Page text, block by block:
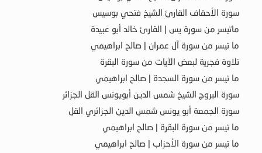
سورة الأحقاف القارئ الشيخ فتحي بوسيس
ماتيسر من سورة يس | القارئ خالد أبو عبيدة
ما تيسر من سورة آل عمران | صالح ابراهيمي
تلاوة فجرية لبعض الآيات من سورة البقرة
ما تيسر من سورة السجدة | صالح ابراهيمي
سورة البروج الشيخ شمس الدين أبويونس القل الجزائر
سورة الجمعة أبو يونس شمس الدين الجزائري القل
ما تيسر من سورة البقرة | صالح ابراهيمي
ما تيسر من سورة الأحزاب | صالح ابراهيمي